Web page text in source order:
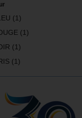
(1)
(1)
(1)
(1)